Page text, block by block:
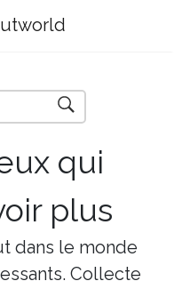
qui
plus
dans le monde
Collecte